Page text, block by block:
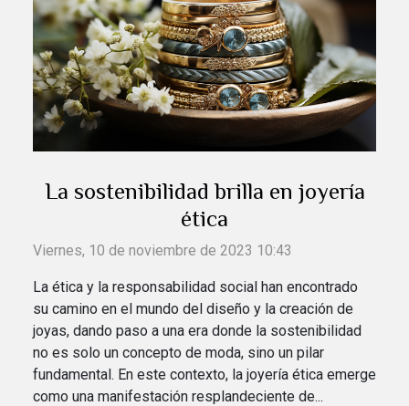
La sostenibilidad brilla en joyería
ética
Viernes, 10 de noviembre de 2023 10:43
La ética y la responsabilidad social han encontrado
su camino en el mundo del diseño y la creación de
joyas, dando paso a una era donde la sostenibilidad
no es solo un concepto de moda, sino un pilar
fundamental. En este contexto, la joyería ética emerge
como una manifestación resplandeciente de...